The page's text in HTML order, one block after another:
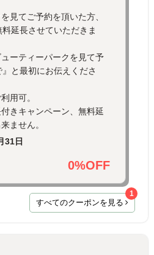
見てご予約を頂いた方、
料延長させていただきま
ーティーパークを見て予
と最初にお伝えくださ
用可。
きキャンペーン、無料延
ません。
31日
0%OFF
すべてのクーポンを見る
1